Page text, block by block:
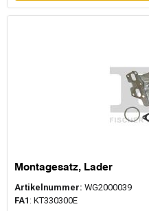
Montagesatz, Lader
Artikelnummer: WG2000039
FA1 : KT330300E